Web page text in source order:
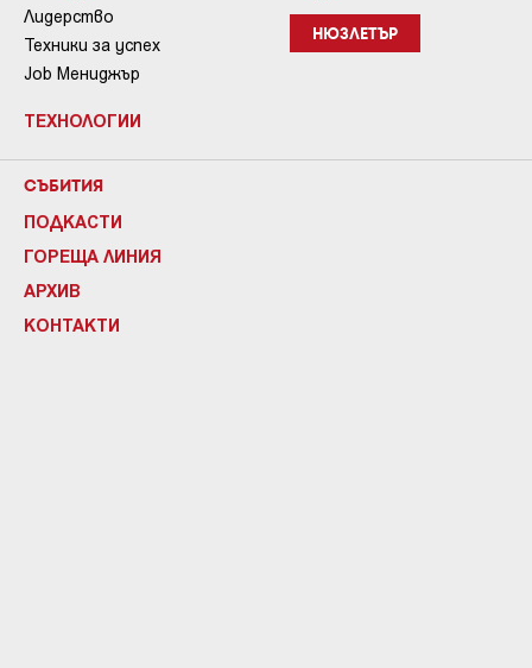
Лидерство
Техники за успех
Job Мениджър
ТЕХНОЛОГИИ
НЮЗЛЕТЪР
СЪБИТИЯ
ПОДКАСТИ
ГОРЕЩА ЛИНИЯ
АРХИВ
КОНТАКТИ